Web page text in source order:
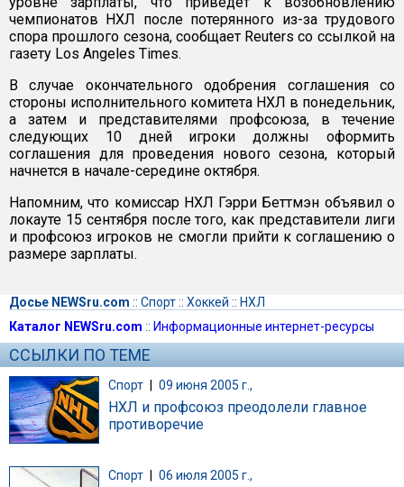
чемпионатов НХЛ после потерянного из-за трудового
спора прошлого сезона, сообщает Reuters со ссылкой на
газету Los Angeles Times.
В случае окончательного одобрения соглашения со
стороны исполнительного комитета НХЛ в понедельник,
а затем и представителями профсоюза, в течение
следующих 10 дней игроки должны оформить
соглашения для проведения нового сезона, который
начнется в начале-середине октября.
Напомним, что комиссар НХЛ Гэрри Беттмэн объявил о
локауте 15 сентября после того, как представители лиги
и профсоюз игроков не смогли прийти к соглашению о
размере зарплаты.
Досье NEWSru.com :: Спорт:: Хоккей :: НХЛ
Каталог NEWSru.com :: Информационные интернет-ресурсы
ССЫЛКИ ПО ТЕМЕ
Спорт | 09 июня 2005 г.,
НХЛ и профсоюз преодолели главное
противоречие
Спорт 06 июля 2005 г.,